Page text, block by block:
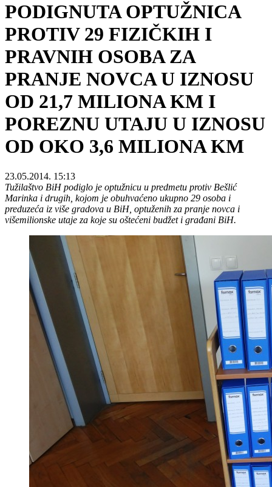
PODIGNUTA OPTUŽNICA
PROTIV 29 FIZIČKIH I
PRAVNIH OSOBA ZA
PRANJE NOVCA U IZNOSU
OD 21,7 MILIONA KM I
POREZNU UTAJU U IZNOSU
OD OKO 3,6 MILIONA KM
23.05.2014. 15:13
Tužilaštvo BiH podiglo je optužnicu u predmetu protiv Bešlić
Marinka i drugih, kojom je obuhvaćeno ukupno 29 osoba i
preduzeća iz više gradova u BiH, optuženih za pranje novca i
višemilionske utaje za koje su oštećeni budžet i građani BiH.